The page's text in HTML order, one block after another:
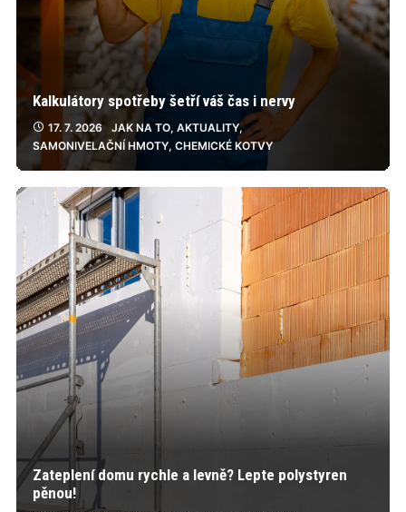
Kalkulátory spotřeby šetří váš čas i nervy
17. 7. 2026 JAK NA TO, AKTUALITY,
SAMONIVELAČNÍ HMOTY, CHEMICKÉ KOTVY
Zateplení domu rychle a levně? Lepte polystyren
pěnou!